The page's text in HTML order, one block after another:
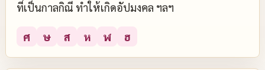
ที่เป็นกาลกิณี ทำให้เกิดอัปมงคล ฯลฯ
ศ ษ ส ห ฬ ฮ